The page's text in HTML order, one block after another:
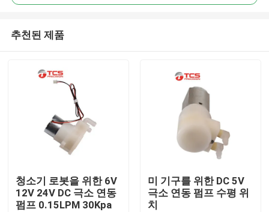
추천된 제품
청소기 로봇을 위한 6V
12V 24V DC 극소 연동
펌프 0.15LPM 30Kpa
미 기구를 위한 DC 5V
극소 연동 펌프 수평 위
치